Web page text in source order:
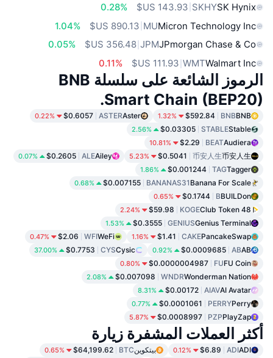
SK Hynix
SKHY
0.28%
Micron Technology Inc
MU
1.04%
JPmorgan Chase & Co
JPM
‏356.48 US$
0.05%
Walmart Inc
WMT
0.11%
الرموز الشائعة على سلسلة BNB
Smart Chain (BEP20).
BNB
BNB
$592.84
1.32%
Aster
ASTER
$0.6057
0.22%
Stable
STABLE
$0.03305
2.56%
Audiera
BEAT
$2.29
10.81%
币安人生
币安人生
$0.5041
5.23%
Ailey
ALE
$0.2605
0.07%
Tagger
TAG
$0.001244
1.86%
Banana For Scale
BANANAS31
$0.007155
0.68%
BUILDon
B
$0.1744
0.65%
48 Club Token
KOGE
$59.98
2.24%
Genius Terminal
GENIUS
$0.3555
1.53%
PancakeSwap
CAKE
$1.41
1.16%
WeFi
WFI
$2.06
0.47%
AB
AB
$0.0009685
0.92%
Cysic
CYS
$0.7753
37.00%
FU Coin
FU
$0.0000004987
0.80%
Wonderman Nation
WNDR
$0.007098
2.08%
AI Avatar
AIAV
$0.00172
8.31%
Perry
PERRY
$0.0001061
0.77%
PlayZap
PZP
$0.0008997
5.87%
أكثر العملات المشفرة زيارة
ADI
ADI
$6.89
0.12% بيتكوينBTC
$64,199.62
0.65%